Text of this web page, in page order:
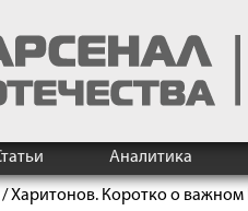
Аналитика
/Харитонов. Коротко о